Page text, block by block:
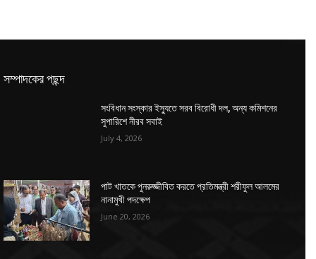
সম্পাদকের পছন্দ
সংবিধান সংস্কার ইস্যুতে সরব বিরোধী দল, অন্য কমিশনের
সুপারিশে নীরব সবাই
July 4, 2026
পাট খাতকে পুনরুজ্জীবিত করতে প্রতিমন্ত্রী শরীফুল আলমের
নানামুখী পদক্ষেপ
June 20, 2026